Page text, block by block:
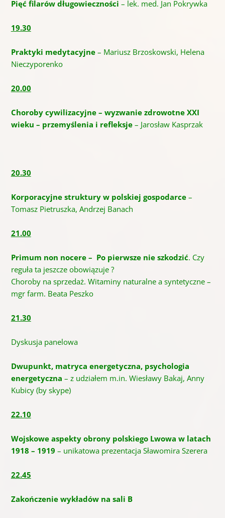
Pięć filarów długowieczności – lek. med. Jan Pokrywka
19.30
Praktyki medytacyjne – Mariusz Brzoskowski, Helena
Nieczyporenko
20.00
Choroby cywilizacyjne – wyzwanie zdrowotne XXI
wieku – przemyślenia i refleksje– Jarosław Kasprzak
20.30
Korporacyjne struktury w polskiej gospodarce–
Tomasz Pietruszka, Andrzej Banach
21.00
Primum non nocere – Po pierwsze nie szkodzić. Czy
reguła ta jeszcze obowiązuje ?
Choroby na sprzedaż. Witaminy naturalne a syntetyczne –
mgr farm. Beata Peszko
21.30
Dyskusja panelowa
Dwupunkt, matryca energetyczna, psychologia
energetyczna – z udziałem m.in. Wiesławy Bakaj, Anny
Kubicy (by skype)
22.10
Wojskowe aspekty obrony polskiego Lwowa w latach
1918 – 1919 – unikatowa prezentacja Sławomira Szerera
22.45
Zakończenie wykładów na sali B